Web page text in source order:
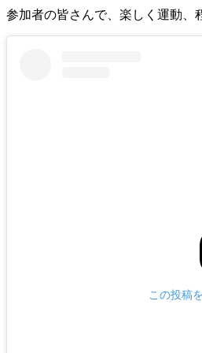
参加者の皆さんで、楽しく運動、
この投稿